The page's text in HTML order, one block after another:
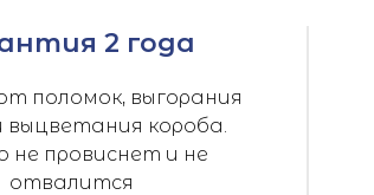
2 года
поломок, выгорания
выцветания короба.
не провиснет и не
отвалится